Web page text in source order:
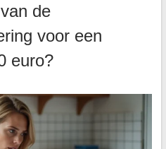
de
voor een
euro?